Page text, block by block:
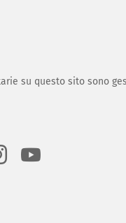
su questo sito sono